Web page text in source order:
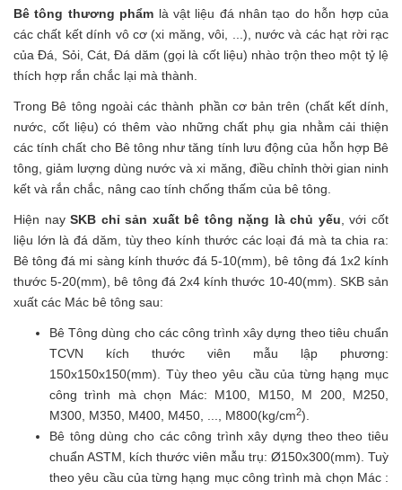
Bê tông thương phẩm là vật liệu đá nhân tạo do hỗn hợp của
các chất kết dính vô cơ (xi măng, vôi, ...), nước và các hạt rời rạc
của Đá, Sỏi, Cát, Đá dăm (gọi là cốt liệu) nhào trộn theo một tỷ lệ
thích hợp rắn chắc lại mà thành.
Trong Bê tông ngoài các thành phần cơ bản trên (chất kết dính,
nước, cốt liệu) có thêm vào những chất phụ gia nhằm cải thiện
các tính chất cho Bê tông như tăng tính lưu động của hỗn hợp Bê
tông, giảm lượng dùng nước và xi măng, điều chỉnh thời gian ninh
kết và rắn chắc, nâng cao tính chống thấm của bê tông.
Hiện naySKB chỉ sản xuất bê tông nặng là chủ yếu , với cốt
liệu lớn là đá dăm, tùy theo kính thước các loại đá mà ta chia ra:
Bê tông đá mi sàng kính thước đá 5-10(mm), bê tông đá 1x2 kính
thước 5-20(mm), bê tông đá 2x4 kính thước 10-40(mm). SKB sản
xuất các Mác bê tông sau:
Bê Tông dùng cho các công trình xây dựng theo tiêu chuẩn
TCVN kích thước viên mẫu lập phương:
150x150x150(mm). Tùy theo yêu cầu của từng hạng mục
công trình mà chọn Mác: M100, M150, M 200, M250,
M300, M350, M400, M450, ..., M800(kg/cm2).
Bê tông dùng cho các công trình xây dựng theo theo tiêu
chuẩn ASTM, kích thước viên mẫu trụ: Ø150x300(mm). Tuỳ
theo yêu cầu của từng hạng mục công trình mà chọn Mác :